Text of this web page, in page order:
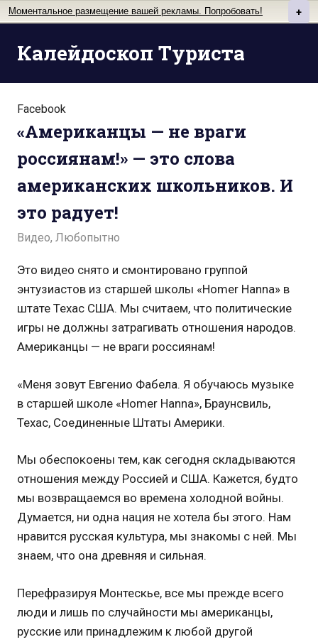
Моментальное размещение вашей рекламы. Попробовать! +
Калейдоскоп Туриста
Facebook
«Американцы — не враги
россиянам!» — это слова
американских школьников. И
это радует!
Видео, Любопытно
Это видео снято и смонтировано группой
энтузиастов из старшей школы «Homer Hanna» в
штате Техас США. Мы считаем, что политические
игры не должны затрагивать отношения народов.
Американцы — не враги россиянам!
«Меня зовут Евгенио Фабела. Я обучаюсь музыке
в старшей школе «Homer Hanna», Браунсвиль,
Техас, Соединенные Штаты Америки.
Мы обеспокоены тем, как сегодня складываются
отношения между Россией и США. Кажется, будто
мы возвращаемся во времена холодной войны.
Думается, ни одна нация не хотела бы этого. Нам
нравится русская культура, мы знакомы с ней. Мы
знаем, что она древняя и сильная.
Перефразируя Монтескье, все мы прежде всего
люди и лишь по случайности мы американцы,
русские или принадлежим к любой другой